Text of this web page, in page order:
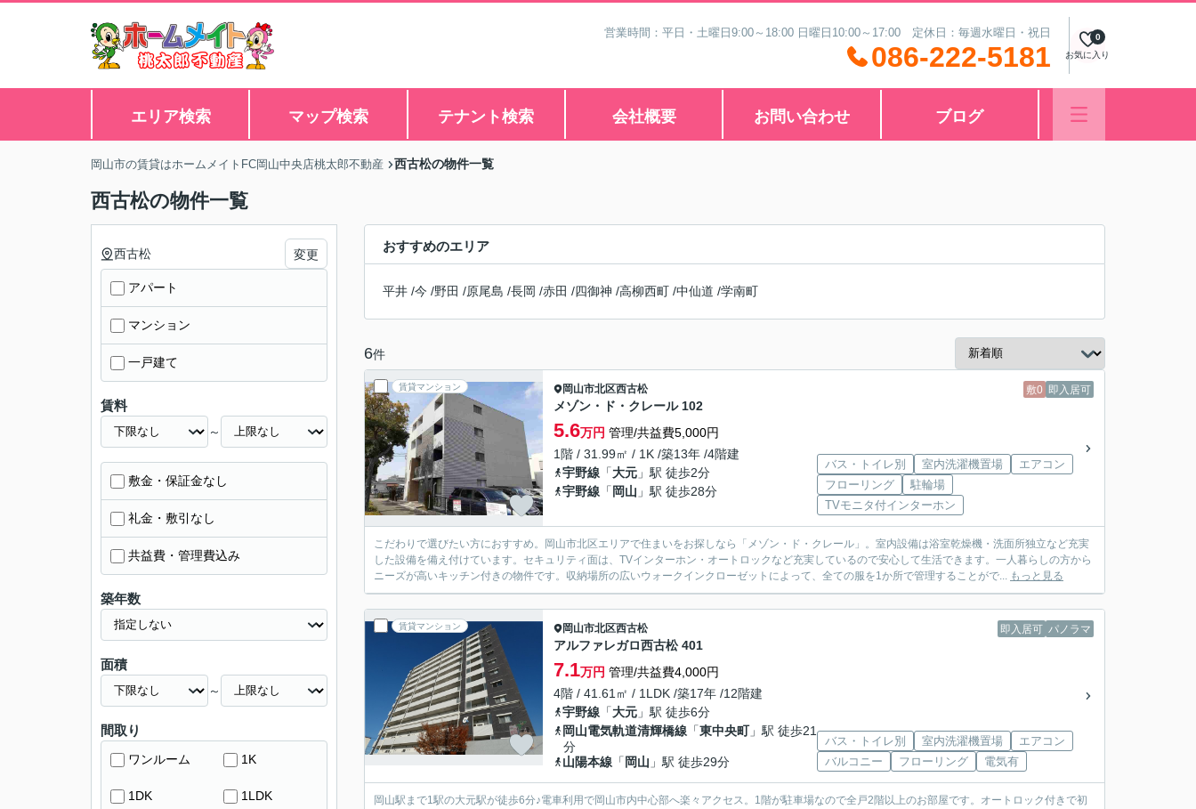
営業時間：平日・土曜日9:00～18:00 日曜日10:00～17:00 定休日：毎週水曜日・祝日
086-222-5181 お気に入り
0
エリア検索 マップ検索 テナント検索 会社概要 お問い合わせ ブログ
岡山市の賃貸はホームメイトFC岡山中央店桃太郎不動産 西古松の物件一覧
西古松の物件一覧
おすすめのエリア
平井 /今 /野田 /原尾島 /長岡 /赤田 /四御神 /高柳西町 /中仙道 /学南町
6件
賃貸マンション 敷0 即入居可
岡山市北区西古松
メゾン・ド・クレール 102
5.6万円 管理/共益費5,000円
1階 / 31.99㎡ / 1K /築13年 /4階建
宇野線 「大元 」駅 徒歩2分
宇野線 「 岡山 」駅 徒歩28分
バス・トイレ別 室内洗濯機置場
エアコン
フローリング
駐輪場
TVモニタ付インターホン
こだわりで選びたい方におすすめ。岡山市北区エリアで住まいをお探しなら「メゾン・ド・クレール」。室内設備は浴室乾燥機・洗面所独立など充実
した設備を備え付けています。セキュリティ面は、TVインターホン・オートロックなど充実しているので安心して生活できます。一人暮らしの方から
ニーズが高いキッチン付きの物件です。収納場所の広いウォークインクローゼットによって、全ての服を1か所で管理することがで... もっと見る
賃貸マンション 即入居可 パノラマ
岡山市北区西古松
アルファレガロ西古松 401
7.1万円 管理/共益費4,000円
4階 / 41.61㎡ / 1LDK /築17年 /12階建
宇野線 「大元 」駅 徒歩6分
岡山電気軌道清輝橋線 「東中央町」駅 徒歩21
分
山陽本線 「 岡山 」駅 徒歩29分
バス・トイレ別 室内洗濯機置場
エアコン
バルコニー
フローリング 電気有
岡山駅まで1駅の大元駅が徒歩6分♪電車利用で岡山市内中心部へ楽々アクセス。1階が駐車場なので全戸2階以上のお部屋です。オートロック付きで初
西古松 変更
アパート
マンション
一戸建て
賃料
～
敷金・保証金なし
礼金・敷引なし
共益費・管理費込み
築年数
面積
～
間取り
ワンルーム 1K
1DK 1LDK